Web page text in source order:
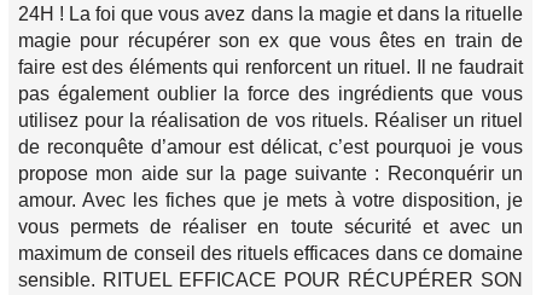
24H ! La foi que vous avez dans la magie et dans la rituelle
magie pour récupérer son ex que vous êtes en train de
faire est des éléments qui renforcent un rituel. Il ne faudrait
pas également oublier la force des ingrédients que vous
utilisez pour la réalisation de vos rituels. Réaliser un rituel
de reconquête d’amour est délicat, c’est pourquoi je vous
propose mon aide sur la page suivante : Reconquérir un
amour. Avec les fiches que je mets à votre disposition, je
vous permets de réaliser en toute sécurité et avec un
maximum de conseil des rituels efficaces dans ce domaine
sensible. RITUEL EFFICACE POUR RÉCUPÉRER SON